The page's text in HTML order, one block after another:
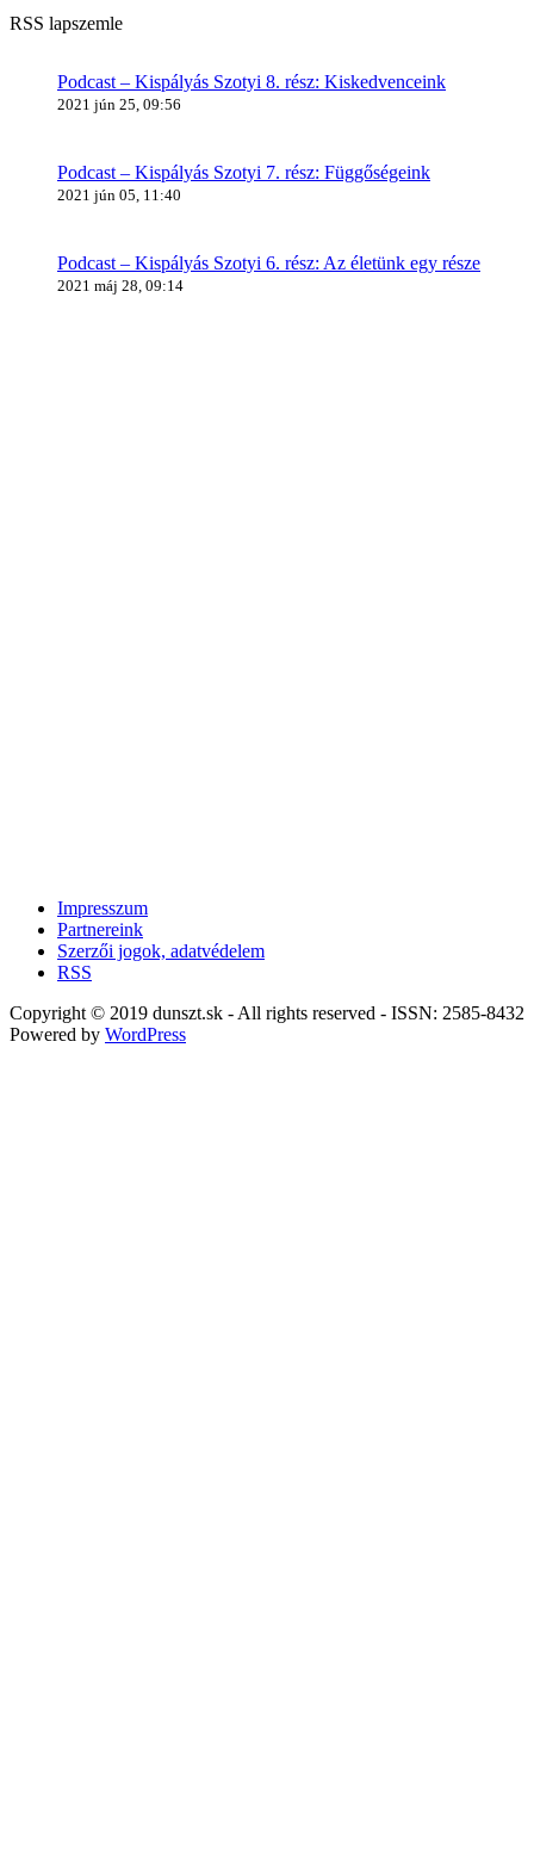
RSS lapszemle
Podcast – Kispályás Szotyi 8. rész: Kiskedvenceink
2021 jún 25, 09:56
Podcast – Kispályás Szotyi 7. rész: Függőségeink
2021 jún 05, 11:40
Podcast – Kispályás Szotyi 6. rész: Az életünk egy része
2021 máj 28, 09:14
Impresszum
Partnereink
Szerzői jogok, adatvédelem
RSS
Copyright © 2019 dunszt.sk - All rights reserved - ISSN: 2585-8432
Powered by WordPress